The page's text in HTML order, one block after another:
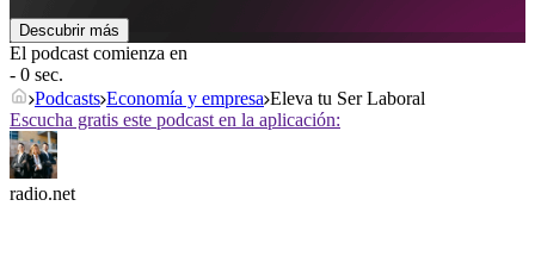
Descubrir más
El podcast comienza en
- 0 sec.
Podcasts Economía y empresa Eleva tu Ser Laboral
Escucha gratis este podcast en la aplicación:
radio.net